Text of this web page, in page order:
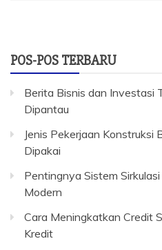
POS-POS TERBARU
Berita Bisnis dan Investasi
Dipantau
Jenis Pekerjaan Konstruksi
Dipakai
Pentingnya Sistem
Modern
Cara Meningkatkan Credit
Kredit